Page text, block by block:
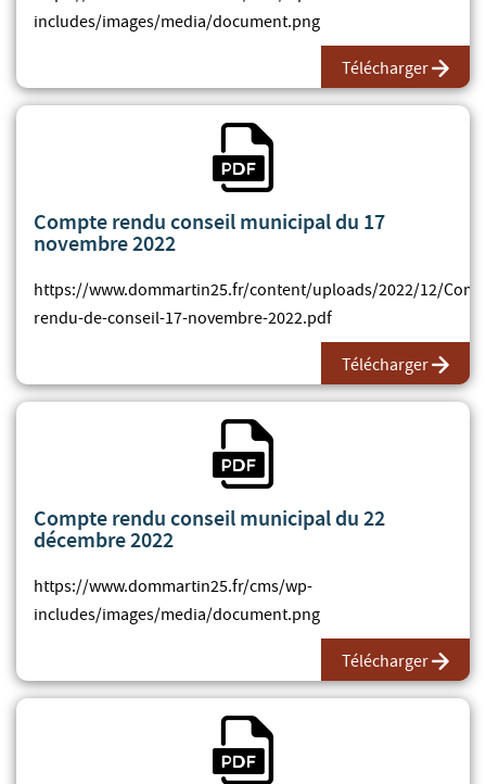
includes/images/media/document.png
Télécharger
Compte rendu conseil municipal du 17
novembre 2022
https://www.dommartin25.fr/content/uploads/2022/12/
rendu-de-conseil-17-novembre-2022.pdf
Télécharger
Compte rendu conseil municipal du 22
décembre 2022
https://www.dommartin25.fr/cms/wp-
includes/images/media/document.png
Télécharger